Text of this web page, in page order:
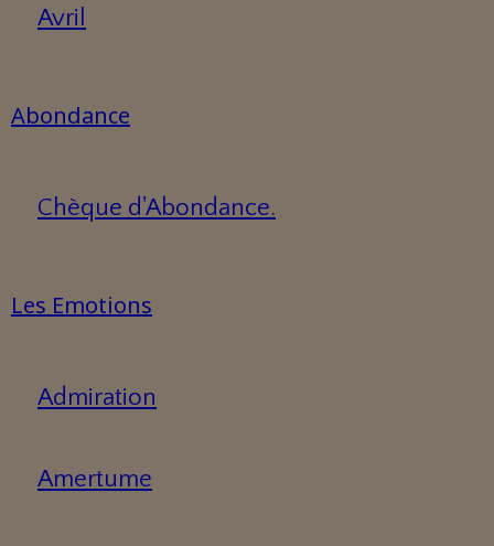
Avril
Abondance
Chèque d'Abondance.
Les Emotions
Admiration
Amertume